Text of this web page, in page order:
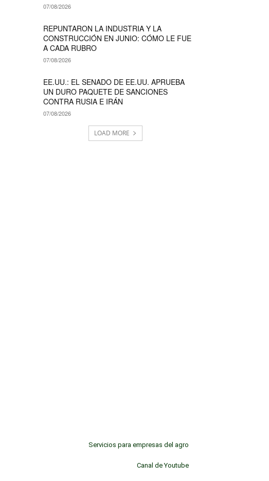
07/08/2026
REPUNTARON LA INDUSTRIA Y LA
CONSTRUCCIÓN EN JUNIO: CÓMO LE FUE
A CADA RUBRO
07/08/2026
EE.UU.: EL SENADO DE EE.UU. APRUEBA
UN DURO PAQUETE DE SANCIONES
CONTRA RUSIA E IRÁN
07/08/2026
LOAD MORE
Servicios para empresas del agro
Canal de Youtube